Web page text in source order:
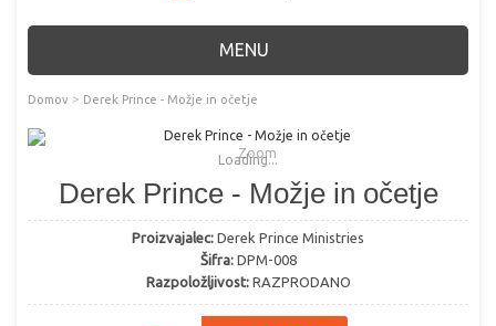
MENU
Domov > Derek Prince - Možje in očetje
Zoom
Loading...
Derek Prince - Možje in očetje
Proizvajalec: Derek Prince Ministries
Šifra:DPM-008
Razpoložljivost:RAZPRODANO